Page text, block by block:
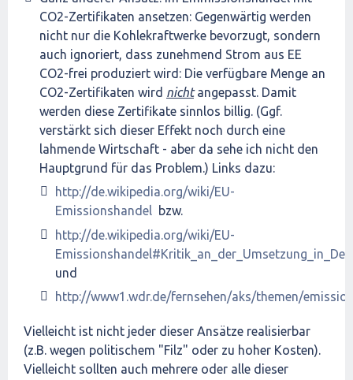
CO2-Zertifikaten ansetzen: Gegenwärtig werden
nicht nur die Kohlekraftwerke bevorzugt, sondern
auch ignoriert, dass zunehmend Strom aus EE
CO2-frei produziert wird: Die verfügbare Menge an
CO2-Zertifikaten wird nichtangepasst. Damit
werden diese Zertifikate sinnlos billig. (Ggf.
verstärkt sich dieser Effekt noch durch eine
lahmende Wirtschaft - aber da sehe ich nicht den
Hauptgrund für das Problem.) Links dazu:
http://de.wikipedia.org/wiki/EU-
Emissionshandel bzw.
http://de.wikipedia.org/wiki/EU-
und
http://www1.wdr.de/fernsehen/aks/themen/
Vielleicht ist nicht jeder dieser Ansätze realisierbar
(z.B. wegen politischem "Filz" oder zu hoher Kosten).
Vielleicht sollten auch mehrere oder alle dieser